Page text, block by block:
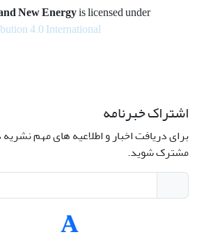
New Energyis licensed under
4.0 International
اشتراک خبرنامه
برای دریافت اخبار و اطلاعیه های مهم
مشترک شوید.